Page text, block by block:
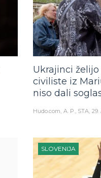
Ukrajinci
civiliste iz
niso dali
Hudo.com A. P., STA 29.
SLOVENIJA